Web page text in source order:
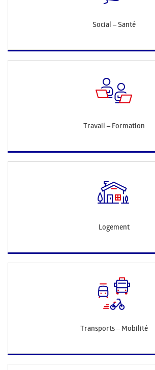
Social – Santé
Travail – Formation
Logement
Transports – Mobilité